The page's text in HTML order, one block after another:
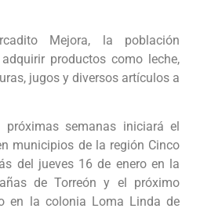
Mejora, la población
productos como leche,
jugos y diversos artículos a
semanas iniciará el
municipios de la región Cinco
del jueves 16 de enero en la
de Torreón y el próximo
en la colonia Loma Linda de